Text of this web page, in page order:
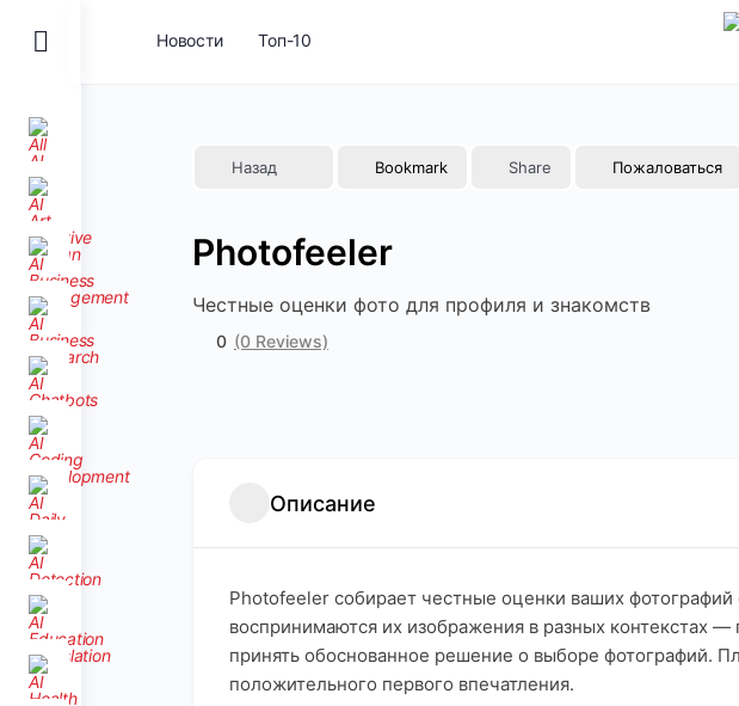
Новости Топ-10
Назад Bookmark Share Пожаловаться
Photofeeler
Честные оценки фото для профиля и знакомств
0 (0 Reviews)
Описание
Photofeeler собирает честные оценки ваших
воспринимаются их изображения в разных контекстах
принять обоснованное решение о выборе фотографий.
положительного первого впечатления.